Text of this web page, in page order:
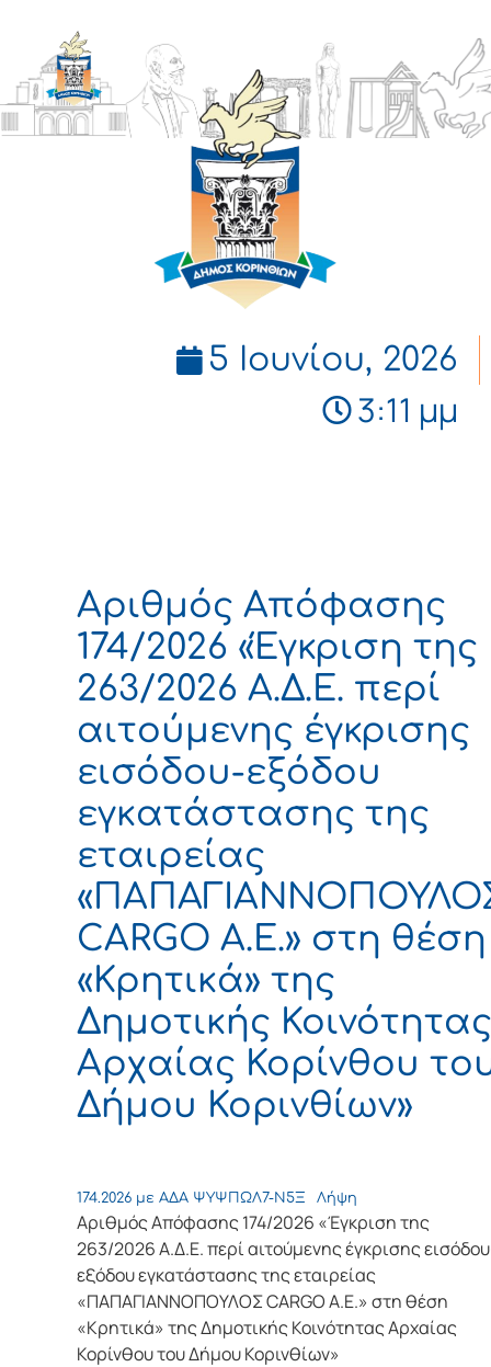
ΔΗΜΟΣ
ΚΟΡΙΝΘΙΩΝ
5 Ιουνίου, 2026
3:11 μμ
Αριθμός Απόφασης
174/2026 «Έγκριση της
263/2026 Α.Δ.Ε. περί
αιτούμενης έγκρισης
εισόδου-εξόδου
εγκατάστασης της
εταιρείας
CARGO Α.E.» στη θέση
«Κρητικά» της
Δημοτικής Κοινότητας
Αρχαίας Κορίνθου
Δήμου Κορινθίων»
174.2026 με ΑΔΑ ΨΥΨΠΩΛ7-Ν5Ξ Λήψη
Αριθμός Απόφασης 174/2026 «Έγκριση της
263/2026 Α.Δ.Ε. περί αιτούμενης έγκρισης
εξόδου εγκατάστασης της εταιρείας
«ΠΑΠΑΓΙΑΝΝΟΠΟΥΛΟΣ CARGO Α.E.» στη θέση
«Κρητικά» της Δημοτικής Κοινότητας Αρχαίας
Κορίνθου του Δήμου Κορινθίων»